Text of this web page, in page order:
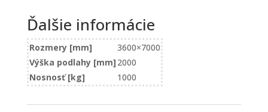
Ďalšie informácie
Rozmery [mm]
3600×7000
Výška podlahy [mm] 2000
Nosnosť [kg]
1000